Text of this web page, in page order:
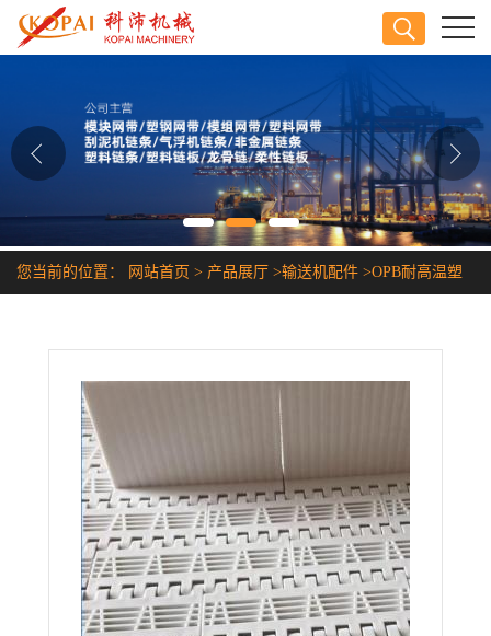
公司介绍
公司动态
证书荣誉
您当前的位置： 网站首页 > 产品展厅 >输送机配件 >OPB耐高温塑